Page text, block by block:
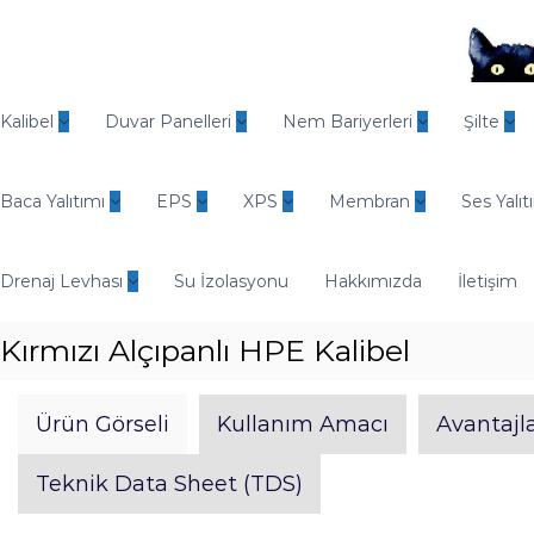
e
d
E
ü
t
Kalibel Duvar Panelleri Nem Bariyerleri Şilte
Baca Yalıtımı EPS XPS Membran Ses
Drenaj Levhası Su İzolasyonu Hakkımızda İletişim
Kırmızı Alçıpanlı HPE Kalibel
Ürün Görseli Kullanım Amacı
Teknik Data Sheet (TDS)